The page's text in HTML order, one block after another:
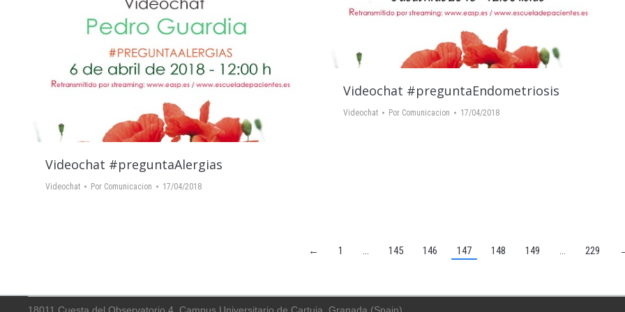
Videochat #preguntaEndometriosis
Videochat Por Comunicacion 17/04/2018
Videochat #preguntaAlergias
Videochat Por Comunicacion 17/04/2018
← 1 145 146 147 148 149 229
18011 Cuesta del Observatorio 4, Campus Universitario de Cartuja, Granada (Spain)